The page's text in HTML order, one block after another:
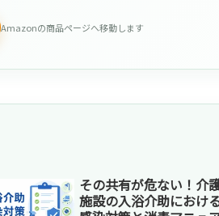
Amazonの商品ページへ移動します
その共有が危ない！介
施設の入浴介助におけ